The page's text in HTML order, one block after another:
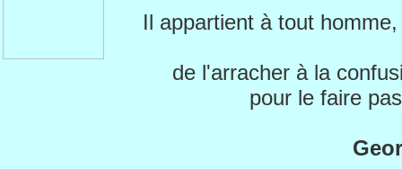
Il appartient à tout
de l'arracher à la
pour le faire